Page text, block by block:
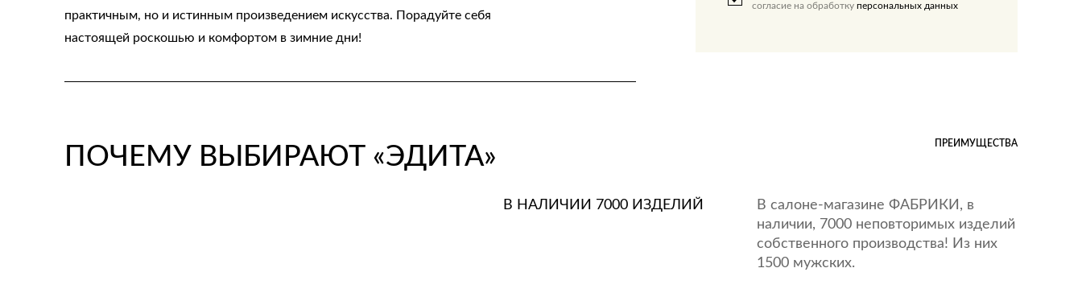
практичным, но и истинным произведением искусства. Порадуйте себя
настоящей роскошью и комфортом в зимние дни!
согласие на обработку персональных данных
ПОЧЕМУ ВЫБИРАЮТ «ЭДИТА» ПРЕИМУЩЕСТВА
В НАЛИЧИИ 7000 ИЗДЕЛИЙ
В салоне-магазине ФАБРИКИ, в
наличии, 7000 неповторимых изделий
собственного производства! Из них
1500 мужских.